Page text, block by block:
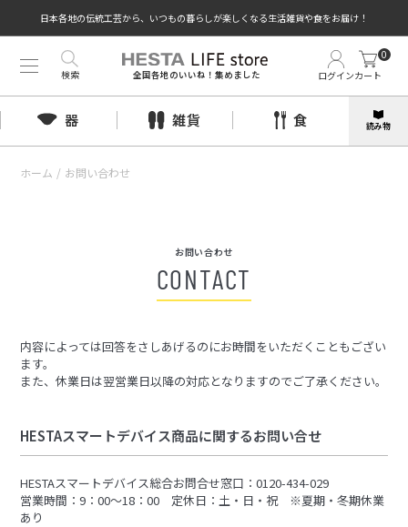
日本各地の伝統工芸から、いつもの暮らしが楽しくなる生活雑貨や食をお届け！
全国各地のいいね！集めました ログインカート
0
検索
器 雑貨 食 読み物
ホーム / お問い合わせ
お問い合わせ
CONTACT
内容によっては回答をさしあげるのにお時間をいただくこともござい
ます。
また、休業日は翌営業日以降の対応となりますのでご了承ください。
HESTAスマートデバイス商品に関するお問い合せ
HESTAスマートデバイス総合お問合せ窓口：0120-434-029
営業時間：9：00～18：00 定休日：土・日・祝 ※夏期・冬期休業
あり